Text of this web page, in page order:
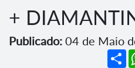
+
Publicado: 04 de Maio